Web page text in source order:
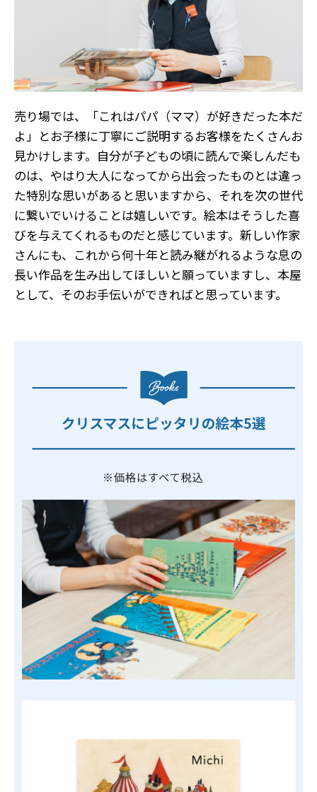
売り場では、「これはパパ（ママ）が好きだった本だ
よ」とお子様に丁寧にご説明するお客様をたくさんお
見かけします。自分が子どもの頃に読んで楽しんだも
のは、やはり大人になってから出会ったものとは違っ
た特別な思いがあると思いますから、それを次の世代
に繋いでいけることは嬉しいです。絵本はそうした喜
びを与えてくれるものだと感じています。新しい作家
さんにも、これから何十年と読み継がれるような息の
長い作品を生み出してほしいと願っていますし、本屋
として、そのお手伝いができればと思っています。